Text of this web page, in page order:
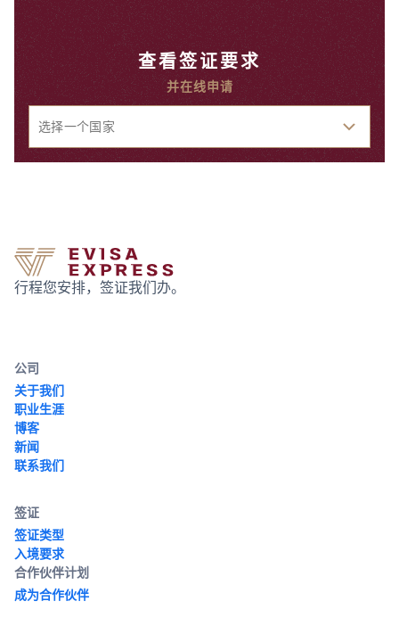
查看签证要求
并在线申请
行程您安排，签证我们办。
公司
关于我们
职业生涯
博客
新闻
联系我们
签证
签证类型
入境要求
合作伙伴计划
成为合作伙伴